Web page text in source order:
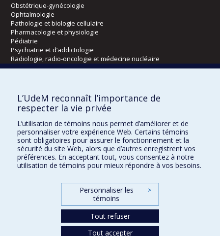
Obstétrique-gynécologie
Ophtalmologie
Pathologie et biologie cellulaire
Pharmacologie et physiologie
Pédiatrie
Psychiatrie et d’addictologie
Radiologie, radio-oncologie et médecine nucléaire
Kinésiologie et des sciences de l’activité physique
Orthophonie et audiologie
Réadaptation
Directions
DPC
CPASS
L’UdeM reconnaît l’importance de
respecter la vie privée
L’utilisation de témoins nous permet d’améliorer et de
personnaliser votre expérience Web. Certains témoins
sont obligatoires pour assurer le fonctionnement et la
sécurité du site Web, alors que d’autres enregistrent vos
préférences. En acceptant tout, vous consentez à notre
utilisation de témoins pour mieux répondre à vos besoins.
Personnaliser les
témoins
>
Tout refuser
Tout accepter